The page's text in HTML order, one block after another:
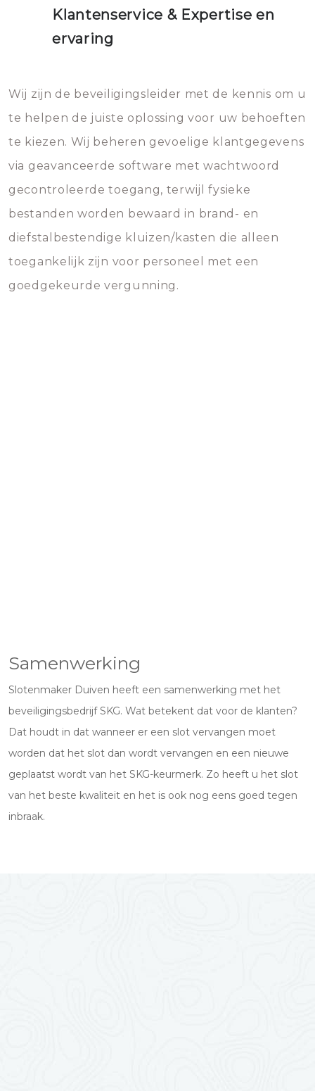
Klantenservice & Expertise en
ervaring
Wij zijn de beveiligingsleider met de kennis om u
te helpen de juiste oplossing voor uw behoeften
te kiezen. Wij beheren gevoelige klantgegevens
via geavanceerde software met wachtwoord
gecontroleerde toegang, terwijl fysieke
bestanden worden bewaard in brand- en
diefstalbestendige kluizen/kasten die alleen
toegankelijk zijn voor personeel met een
goedgekeurde vergunning.
Samenwerking
Slotenmaker Duiven heeft een samenwerking met het
beveiligingsbedrijf SKG. Wat betekent dat voor de klanten?
Dat houdt in dat wanneer er een slot vervangen moet
worden dat het slot dan wordt vervangen en een nieuwe
geplaatst wordt van het SKG-keurmerk. Zo heeft u het slot
van het beste kwaliteit en het is ook nog eens goed tegen
inbraak.